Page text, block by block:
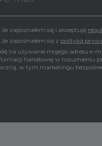
zapoznałem się i akceptuję
zapoznałem się z polityką
na używanie mojego adresu e-
handlowej w rozumieniu
w tym marketingu